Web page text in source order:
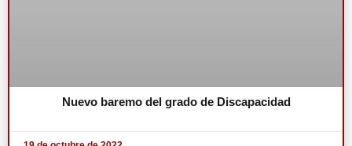
Nuevo baremo del grado de Discapacidad